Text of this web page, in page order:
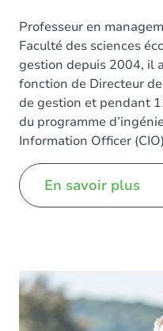
Professeur en
Faculté des sciences
gestion depuis 2004, il
fonction de Directeur
de gestion et pendant
du programme
Information Officer
Vice-recteur en 2021
En savoir plus